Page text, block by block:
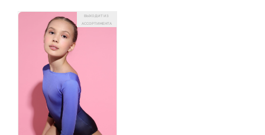
ВЫХОДИТ ИЗ
АССОРТИМЕНТА